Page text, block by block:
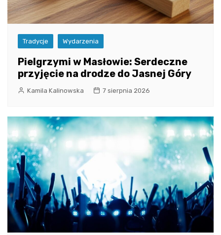
Tradycje Wydarzenia
Pielgrzymi w Masłowie: Serdeczne
przyjęcie na drodze do Jasnej Góry
Kamila Kalinowska 7 sierpnia 2026